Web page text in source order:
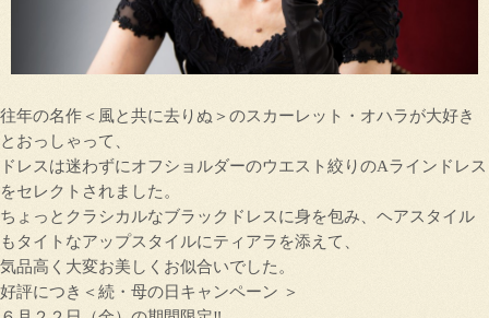
往年の名作＜風と共に去りぬ＞のスカーレット・オハラが大好き
とおっしゃって、
ドレスは迷わずにオフショルダーのウエスト絞りのAラインドレス
をセレクトされました。
ちょっとクラシカルなブラックドレスに身を包み、ヘアスタイル
もタイトなアップスタイルにティアラを添えて、
気品高く大変お美しくお似合いでした。
好評につき＜続・母の日キャンペーン ＞